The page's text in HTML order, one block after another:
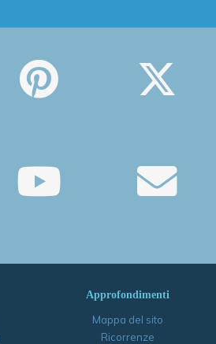
Approfondimenti
Mappa del sito
Ricorrenze